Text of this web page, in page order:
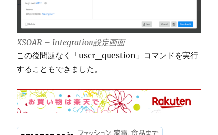
XSOAR – Integration設定画面
この後問題なく「user_question」コマンドを実行
することもできました。